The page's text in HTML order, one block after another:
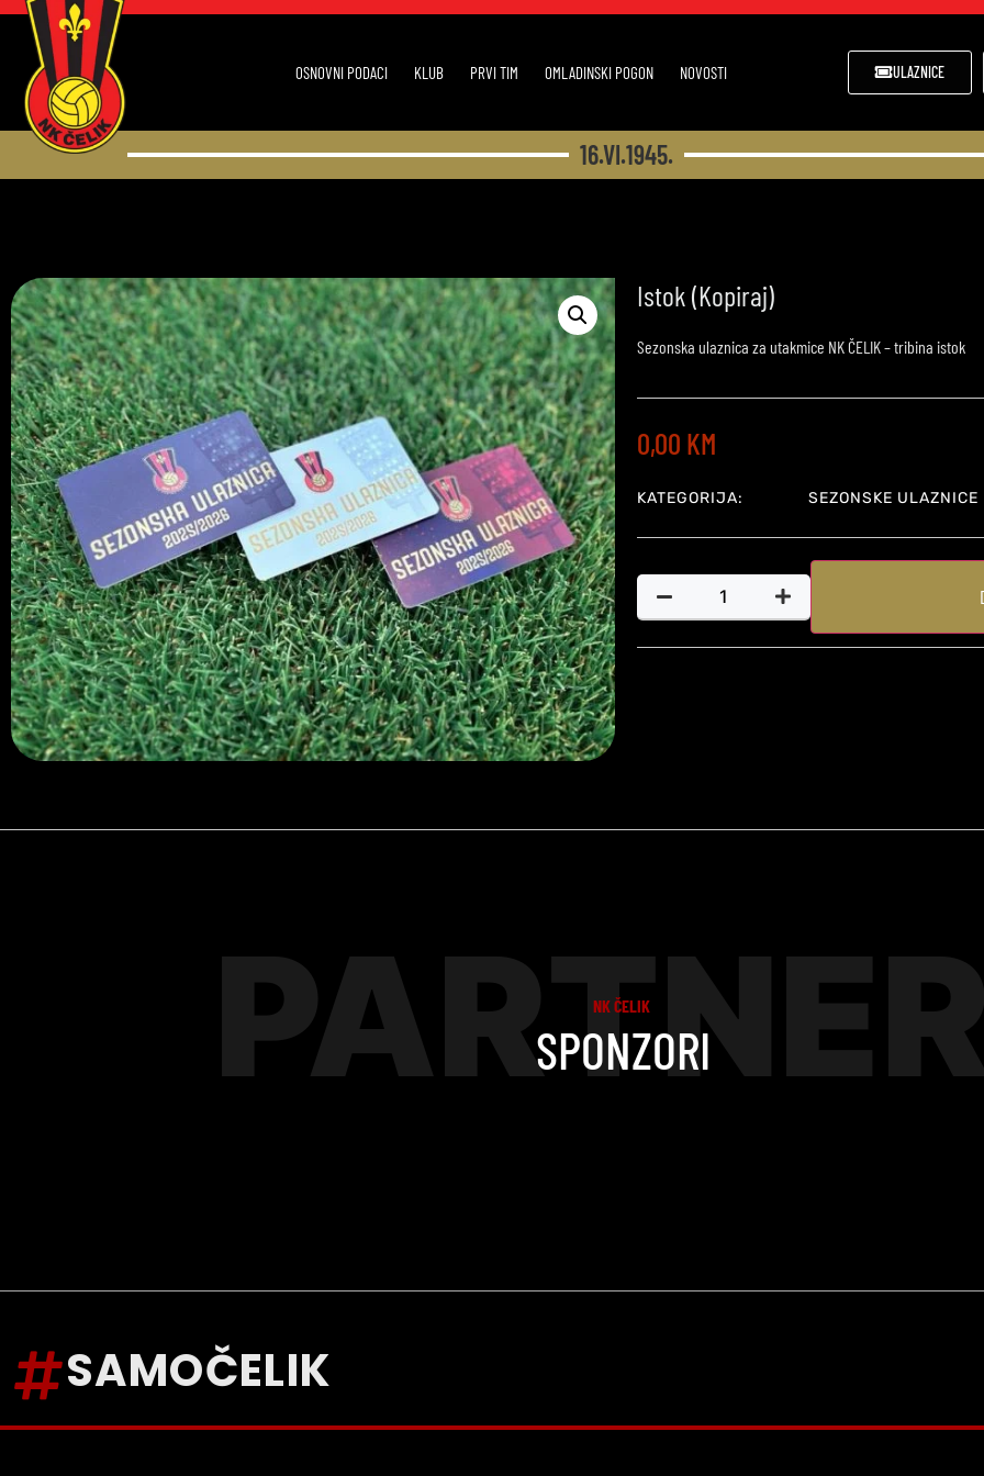
OSNOVNI PODACI KLUB PRVI TIM OMLADINSKI POGON NOVOSTI ULAZNICE
16.VI.1945.
Istok (Kopiraj)
Sezonska ulaznica za utakmice NK ČELIK – tribina istok
0,00 KM
KATEGORIJA: SEZONSKE ULAZNICE
NK ČELIK
SPONZORI
SAMOČELIK